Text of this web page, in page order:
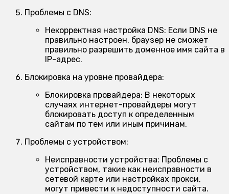
Проблемы с DNS:
Некорректная настройка DNS: Если DNS не
правильно настроен, браузер не сможет
правильно разрешить доменное имя сайта в
IP-адрес.
Блокировка на уровне провайдера:
Блокировка провайдера: В некоторых
случаях интернет-провайдеры могут
блокировать доступ к определенным
сайтам по тем или иным причинам.
Проблемы с устройством:
Неисправности устройства: Проблемы с
устройством, такие как неисправности в
сетевой карте или настройках прокси,
могут привести к недоступности сайта.